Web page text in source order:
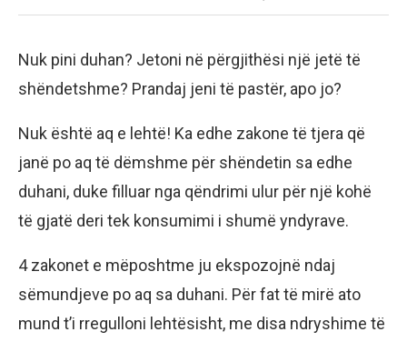
Nuk pini duhan? Jetoni në përgjithësi një jetë të
shëndetshme? Prandaj jeni të pastër, apo jo?
Nuk është aq e lehtë! Ka edhe zakone të tjera që
janë po aq të dëmshme për shëndetin sa edhe
duhani, duke filluar nga qëndrimi ulur për një kohë
të gjatë deri tek konsumimi i shumë yndyrave.
4 zakonet e mëposhtme ju ekspozojnë ndaj
sëmundjeve po aq sa duhani. Për fat të mirë ato
mund t’i rregulloni lehtësisht, me disa ndryshime të